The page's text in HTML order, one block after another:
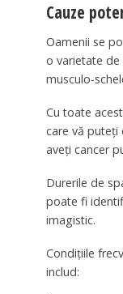
Cauze
Oamenii se
o varietate de
musculo-
Cu toate
care vă puteți
aveți cancer
Durerile de
poate fi
imagistic.
Condițiile
includ: